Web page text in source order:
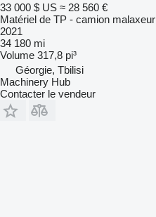
33 000 $ US ≈ 28 560 €
Matériel de TP - camion malaxeur
2021
34 180 mi
Volume 317,8 pi³
Géorgie, Tbilisi
Machinery Hub
Contacter le vendeur